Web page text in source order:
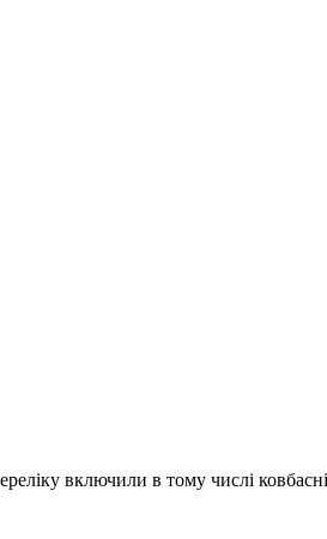
включили в тому числі ковбасні